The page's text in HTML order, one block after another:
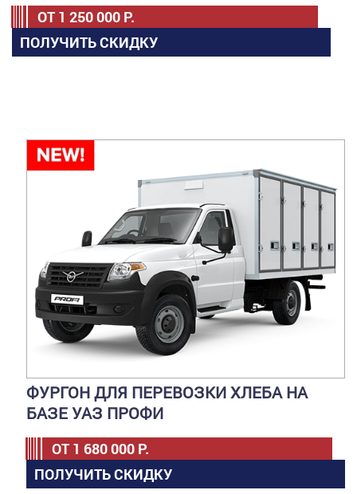
ОТ 1 250 000 Р.
ПОЛУЧИТЬ СКИДКУ
ФУРГОН ДЛЯ ПЕРЕВОЗКИ ХЛЕБА НА
БАЗЕ УАЗ ПРОФИ
ОТ 1 680 000 Р.
ПОЛУЧИТЬ СКИДКУ